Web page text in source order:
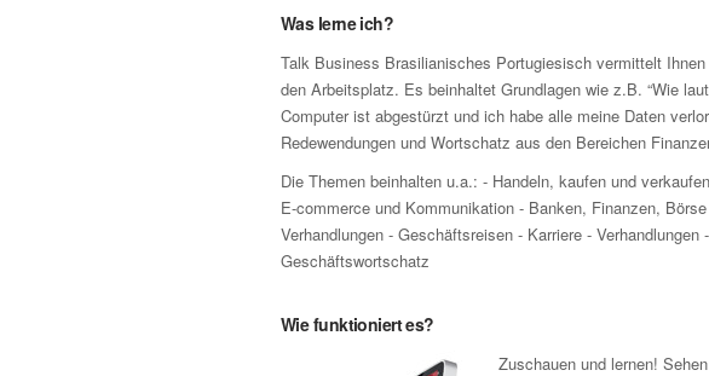
Was lerne ich?
Talk Business Brasilianisches Portugiesisch vermittelt
den Arbeitsplatz. Es beinhaltet Grundlagen wie z.B. “Wie
Computer ist abgestürzt und ich habe alle meine Daten
Redewendungen und Wortschatz aus den Bereichen
Die Themen beinhalten u.a.: - Handeln, kaufen und
E-commerce und Kommunikation - Banken, Finanzen,
Verhandlungen - Geschäftsreisen - Karriere - Verhandlungen
Geschäftswortschatz
Wie funktioniert es?
Zuschauen und lernen!